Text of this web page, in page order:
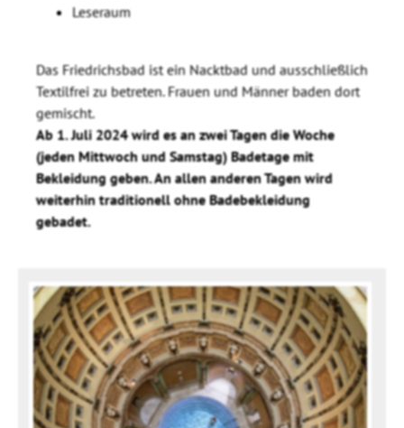
Leseraum
Das Friedrichsbad ist ein Nacktbad und ausschließlich
Textilfrei zu betreten. Frauen und Männer baden dort
gemischt.
Ab 1. Juli 2024 wird es an zwei Tagen die Woche
(jeden Mittwoch und Samstag) Badetage mit
Bekleidung geben. An allen anderen Tagen wird
weiterhin traditionell ohne Badebekleidung
gebadet.